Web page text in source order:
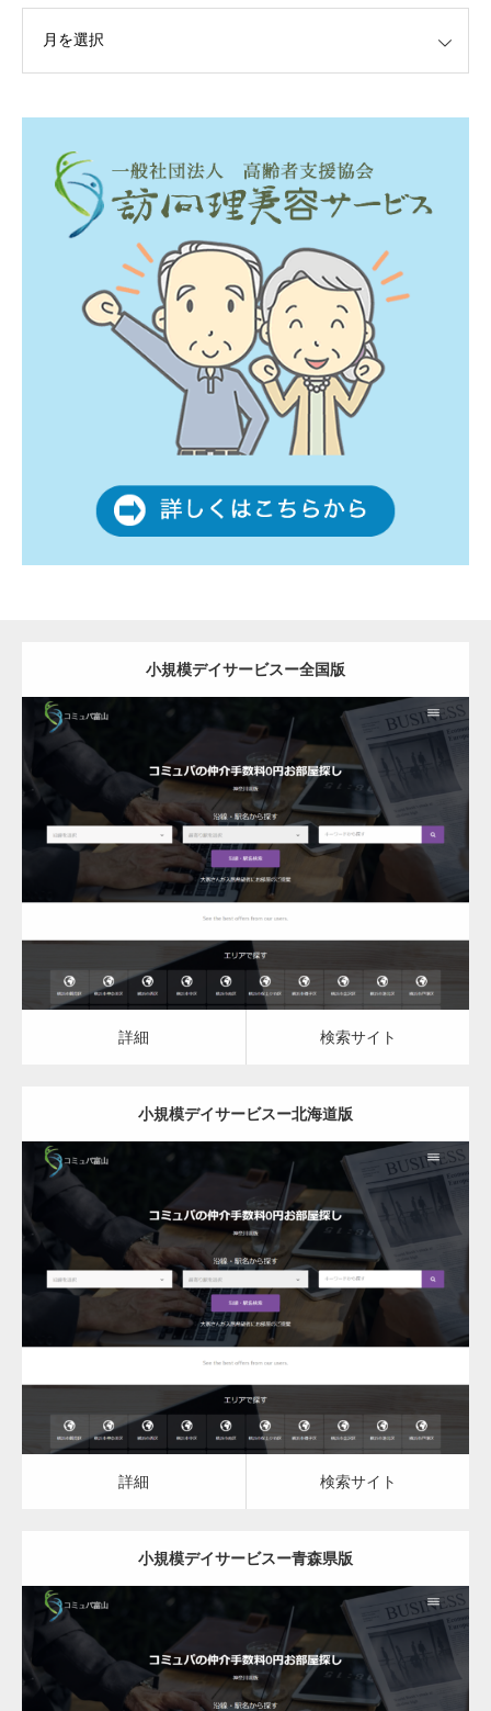
小規模デイサービスー全国版
更新日： 2023.03.09
小規模デイサービス
詳細 検索サイト
詳細 検索サイト
小規模デイサービスー北海道版
更新日： 2023.03.09
小規模デイサービス
詳細 検索サイト
詳細 検索サイト
小規模デイサービスー青森県版
更新日： 2023.03.09